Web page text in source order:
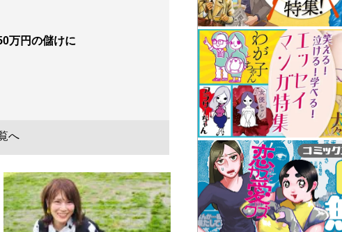
万円の儲けに
へ